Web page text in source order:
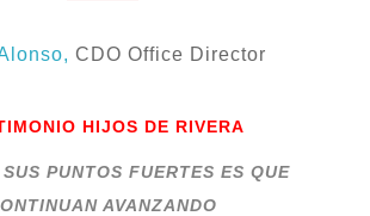
CDO Office Director
HIJOS DE RIVERA
PUNTOS FUERTES ES QUE
AVANZANDO